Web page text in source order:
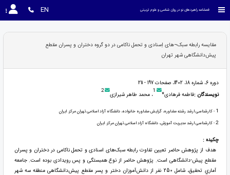
فصلنامه راهبردهای نو در روان شناسی و علوم تربیتی EN
مقایسه رابطه سبک¬های اِسنادی و تحمل ناکامی در دو گروه دختران و پسران مقطع
پیش‌دانشگاهی شهر تهران
دوره 6، شماره 18، 1402، صفحات 197 - 211
نویسندگان :فاطمه فرهادی* 1، محمد طاهر شیرازی 2
1 - کارشناسی ارشد رشته مشاوره، گرايش مشاوره خانواده، دانشگاه آزاد اسلامی تهران مرکز. ایران
2- کارشناسی ارشد مدیریت آموزش، دانشگاه آزاد اسلامی تهران مرکز. ایران
چکیده :
هدف از پژوهش حاضر تعیین تفاوت رابطه سبک‌های اسنادی و تحمل ناکامی در دختران و پسران
مقطع پیش-دانشگاهی است. پژوهش حاضر از نوع همبستگی و پس رویدادی بوده است. جامعه
آماري تحقیق، شامل 250 نفر از دانش‌آموزان دختر و پسر مقطع پیش‌دانشگاهی منطقه سه شهر